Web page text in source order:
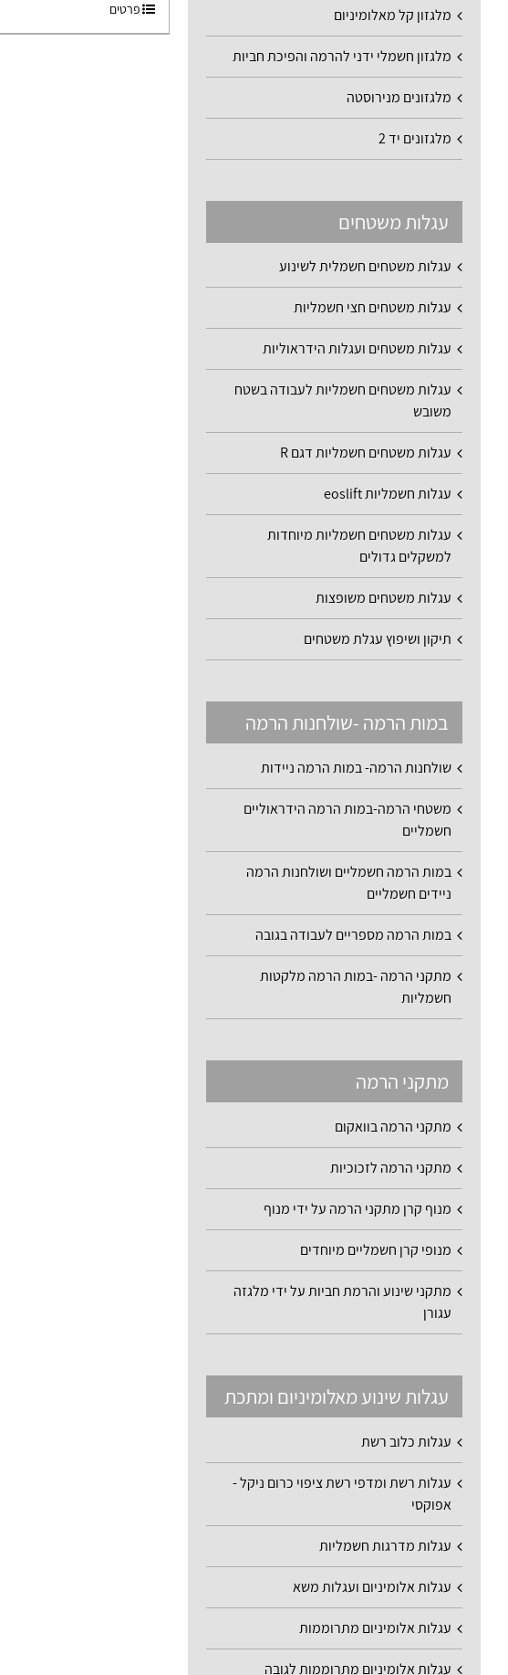
פרטים מלגזון קל מאלומיניום
מלגזון חשמלי ידני להרמה והפיכת חביות
מלגזונים מנירוסטה
מלגזונים יד 2
עגלות משטחים
עגלות משטחים חשמלית לשינוע
עגלות משטחים חצי חשמליות
עגלות משטחים ועגלות הידראוליות
עגלות משטחים חשמליות לעבודה בשטח
משובש
עגלות משטחים חשמליות דגם R
עגלות חשמליות eoslift
עגלות משטחים חשמליות מיוחדות
למשקלים גדולים
עגלות משטחים משופצות
תיקון ושיפוץ עגלת משטחים
במות הרמה -שולחנות הרמה
שולחנות הרמה- במות הרמה ניידות
משטחי הרמה-במות הרמה הידראוליים
חשמליים
במות הרמה חשמליים ושולחנות הרמה
ניידים חשמליים
במות הרמה מספריים לעבודה בגובה
מתקני הרמה -במות הרמה מלקטות
חשמליות
מתקני הרמה
מתקני הרמה בוואקום
מתקני הרמה לזכוכיות
מנוף קרן מתקני הרמה על ידי מנוף
מנופי קרן חשמליים מיוחדים
מתקני שינוע והרמת חביות על ידי מלגזה
עגורן
עגלות שינוע מאלומיניום ומתכת
עגלות כלוב רשת
עגלות רשת ומדפי רשת ציפוי כרום ניקל -
אפוקסי
עגלות מדרגות חשמליות
עגלות אלומיניום ועגלות משא
עגלות אלומיניום מתרוממות
עגלות אלומיניום מתרוממות לגובה